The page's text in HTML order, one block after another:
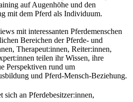
auf Augenhöhe und den
mit dem Pferd als Individuum.
mit interessanten Pferdemenschen
Bereichen der Pferde- und
Therapeut:innen, Reiter:innen,
teilen ihr Wissen, ihre
Perspektiven rund um
und Pferd-Mensch-Beziehung.
an Pferdebesitzer:innen,